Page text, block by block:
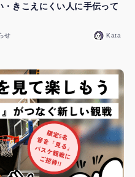
・きこえにくい人に手伝って
せ Kata